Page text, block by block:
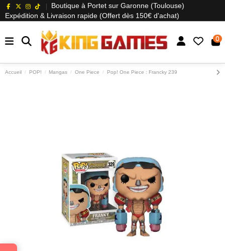
Boutique à Portet sur Garonne (Toulouse)
Expédition & Livraison rapide (Offert dès 150€ d'achat)
0
Accueil POP! Mangas One Piece Pop! One Piece : Francky 239